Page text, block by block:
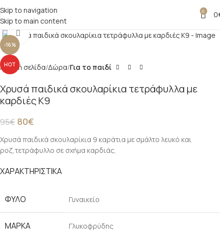
Skip to navigation
Skip to main content
0 0
-16%
HOT
Click to enlarge
Αρχική σελίδα Δώρα Για το παιδί
Χρυσά παιδικά σκουλαρίκια τετράφυλλα με
καρδιές Κ9
95€ 80€
Χρυσά παιδικά σκουλαρίκια 9 καράτια με σμάλτο λευκό και
ροζ,τετράφυλλο σε σχήμα καρδιάς.
ΧΑΡΑΚΤΗΡΙΣΤΙΚΑ
ΦΎΛΟ Γυναικείο
ΜΆΡΚΑ Γλυκοφρύδης